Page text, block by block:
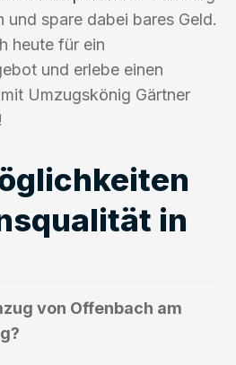
und spare dabei bares Geld.
heute für ein
und erlebe einen
Umzugskönig Gärtner
in
von Offenbach am